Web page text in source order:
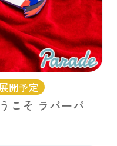
開予定
こそ ラバーパ